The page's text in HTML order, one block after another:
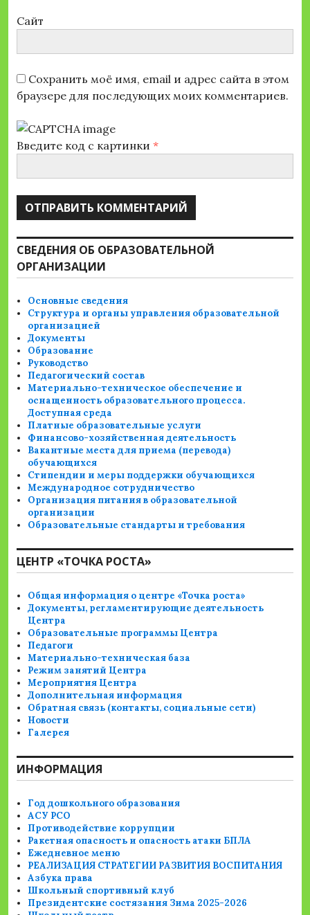
Сайт
Сохранить моё имя, email и адрес сайта в этом
браузере для последующих моих комментариев.
Введите код с картинки *
СВЕДЕНИЯ ОБ ОБРАЗОВАТЕЛЬНОЙ
ОРГАНИЗАЦИИ
Основные сведения
Структура и органы управления образовательной
организацией
Документы
Образование
Руководство
Педагогический состав
Материально-техническое обеспечение и
оснащенность образовательного процесса.
Доступная среда
Платные образовательные услуги
Финансово-хозяйственная деятельность
Вакантные места для приема (перевода)
обучающихся
Стипендии и меры поддержки обучающихся
Международное сотрудничество
Организация питания в образовательной
организации
Образовательные стандарты и требования
ЦЕНТР «ТОЧКА РОСТА»
Общая информация о центре «Точка роста»
Документы, регламентирующие деятельность
Центра
Образовательные программы Центра
Педагоги
Материально-техническая база
Режим занятий Центра
Мероприятия Центра
Дополнительная информация
Обратная связь (контакты, социальные сети)
Новости
Галерея
ИНФОРМАЦИЯ
Год дошкольного образования
АСУ РСО
Противодействие коррупции
Ракетная опасность и опасность атаки БПЛА
Ежедневное меню
РЕАЛИЗАЦИЯ СТРАТЕГИИ РАЗВИТИЯ ВОСПИТАНИЯ
Азбука права
Школьный спортивный клуб
Президентские состязания Зима 2025-2026